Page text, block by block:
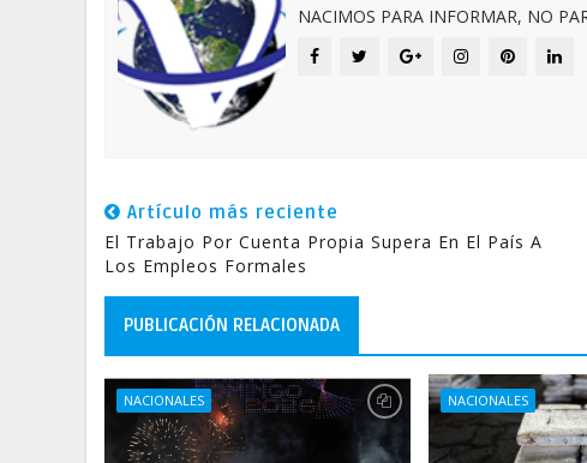
NACIMOS PARA INFORMAR, NO
Artículo más reciente
El Trabajo Por Cuenta Propia Supera En El País A
Los Empleos Formales
PUBLICACIÓN RELACIONADA
NACIONALES NACIONALES